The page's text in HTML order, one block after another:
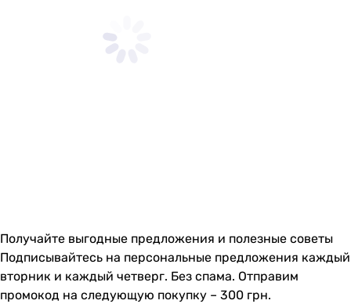
Получайте выгодные предложения и полезные советы
Подписывайтесь на персональные предложения каждый
вторник и каждый четверг. Без спама. Отправим
промокод на следующую покупку – 300 грн.